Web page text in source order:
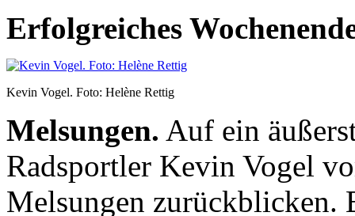
Erfolgreiches
Kevin Vogel. Foto: Helène Rettig
Melsungen. Auf ein
Radsportler Kevin Vogel
Melsungen zurückblicken.